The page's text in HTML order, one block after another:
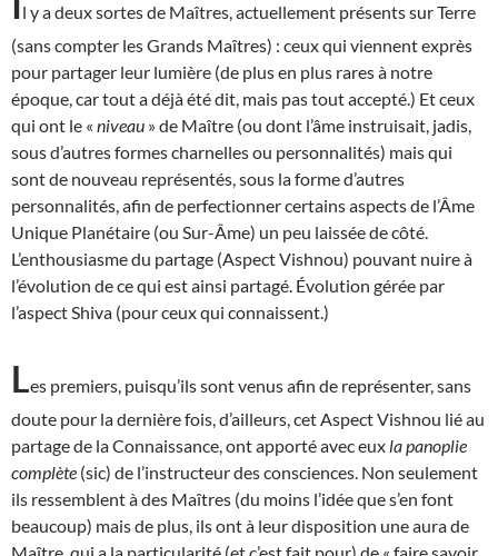
l y a deux sortes de Maîtres, actuellement présents sur Terre
(sans compter les Grands Maîtres) : ceux qui viennent exprès
pour partager leur lumière (de plus en plus rares à notre
époque, car tout a déjà été dit, mais pas tout accepté.) Et ceux
qui ont le « niveau » de Maître (ou dont l’âme instruisait, jadis,
sous d’autres formes charnelles ou personnalités) mais qui
sont de nouveau représentés, sous la forme d’autres
personnalités, afin de perfectionner certains aspects de l’Âme
Unique Planétaire (ou Sur-Âme) un peu laissée de côté.
L’enthousiasme du partage (Aspect Vishnou) pouvant nuire à
l’évolution de ce qui est ainsi partagé. Évolution gérée par
l’aspect Shiva (pour ceux qui connaissent.)
Les premiers, puisqu’ils sont venus afin de représenter, sans
doute pour la dernière fois, d’ailleurs, cet Aspect Vishnou lié au
partage de la Connaissance, ont apporté avec eux la panoplie
complète (sic) de l’instructeur des consciences. Non seulement
ils ressemblent à des Maîtres (du moins l’idée que s’en font
beaucoup) mais de plus, ils ont à leur disposition une aura de
Maître, qui a la particularité (et c’est fait pour) de « faire savoir